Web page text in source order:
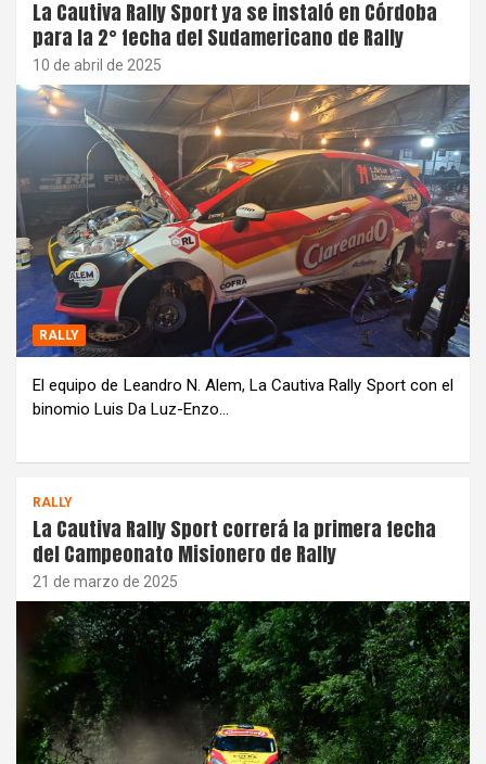
La Cautiva Rally Sport ya se instaló en Córdoba
para la 2° fecha del Sudamericano de Rally
10 de abril de 2025
RALLY
El equipo de Leandro N. Alem, La Cautiva Rally Sport con el
binomio Luis Da Luz-Enzo…
RALLY
La Cautiva Rally Sport correrá la primera fecha
del Campeonato Misionero de Rally
21 de marzo de 2025